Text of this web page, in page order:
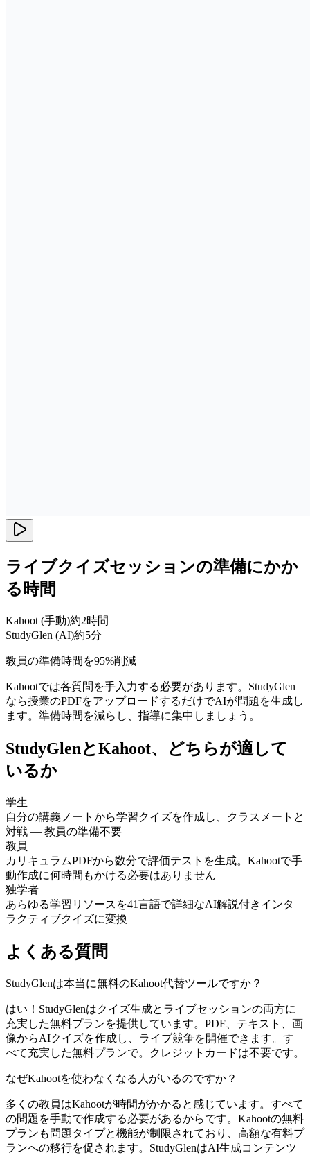
ライブクイズセッションの準備にかか
る時間
Kahoot (手動)約2時間
StudyGlen (AI)約5分
教員の準備時間を95%削減
Kahootでは各質問を手入力する必要があります。StudyGlen
なら授業のPDFをアップロードするだけでAIが問題を生成し
ます。準備時間を減らし、指導に集中しましょう。
StudyGlenとKahoot、どちらが適して
いるか
学生
自分の講義ノートから学習クイズを作成し、クラスメートと
対戦 — 教員の準備不要
教員
カリキュラムPDFから数分で評価テストを生成。Kahootで手
動作成に何時間もかける必要はありません
独学者
あらゆる学習リソースを41言語で詳細なAI解説付きインタ
ラクティブクイズに変換
よくある質問
StudyGlenは本当に無料のKahoot代替ツールですか？
はい！StudyGlenはクイズ生成とライブセッションの両方に
充実した無料プランを提供しています。PDF、テキスト、画
像からAIクイズを作成し、ライブ競争を開催できます。す
べて充実した無料プランで。クレジットカードは不要です。
なぜKahootを使わなくなる人がいるのですか？
多くの教員はKahootが時間がかかると感じています。すべて
の問題を手動で作成する必要があるからです。Kahootの無料
プランも問題タイプと機能が制限されており、高額な有料プ
ランへの移行を促されます。StudyGlenはAI生成コンテンツ